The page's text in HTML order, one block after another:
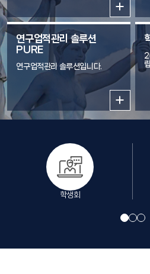
기술 융합 소프트웨어를 개발할 수 있는 인재
사이언스 트랙: 수학과 공학적 기반을 바
활용, 폐기까지 이어지는 Data Life-
기반 문제 해결 능력과 실무 역량을 갖춘
로봇·비전 트랙: 스마트 모빌리티 시대의
스템을 위한 소프트웨어 개발 역량을 기
공지능 기술을 활용하여 지능형 로봇 및
전문 인재 양성을 목표로 합니다. 융합리더 트랙: 학생이 스스로 새로운 융
계하여 이수할 수 있습니다. 교육목표 1. 소프트웨어의 핵심 기술을 개발할
수 있는 창의적 능력을 갖추어 인공지능
2. 융합 분야(로봇·비전, 데이터사이언스,
웨어의 이론적 지식과 실무적 능력을 겸비한 융합
를 정의하고 체계적으로 솔루션을 제시할
연구업적관리 솔루션
PURE
연구업적관리 솔루션입니다.
학생회